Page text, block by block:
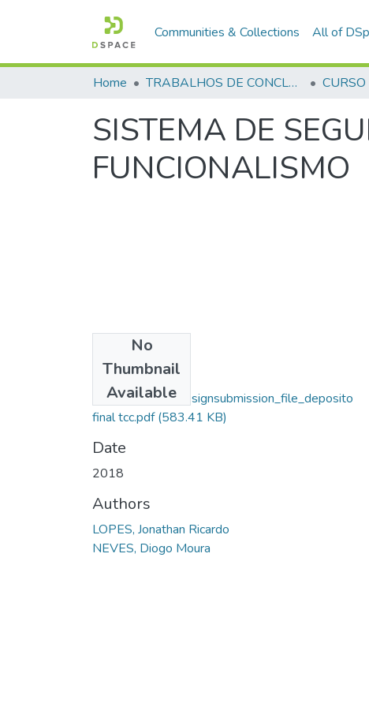
Communities & Collections All of
Home TRABALHOS DE CONCLUSÃO DE CURSO - CFP (CURSO DE FORMAÇÃO DE PRAÇAS)
SISTEMA DE
FUNCIONALISMO
No
Thumbnail
Available
Jonathan Ricardo
Lopes_14328_assignsubmission_file_deposito
final tcc.pdf(583.41 KB)
Date
2018
Authors
LOPES, Jonathan Ricardo
NEVES, Diogo Moura